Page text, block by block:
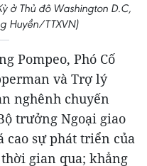
ở Thủ đô Washington D.C,
Huyền/TTXVN)
Pompeo, Phó Cố
và Trợ lý
nghênh chuyến
trưởng Ngoại giao
cao sự phát triển của
gian qua; khẳng